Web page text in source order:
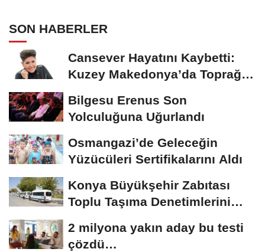
SON HABERLER
Cansever Hayatını Kaybetti:
Kuzey Makedonya’da Toprağa
Bilgesu Erenus Son
Yolculuğuna Uğurlandı
Osmangazi’de Geleceğin
Yüzücüleri Sertifikalarını Aldı
Konya Büyükşehir Zabıtası
Toplu Taşıma Denetimlerini
2 milyona yakın aday bu testi
çözdü…